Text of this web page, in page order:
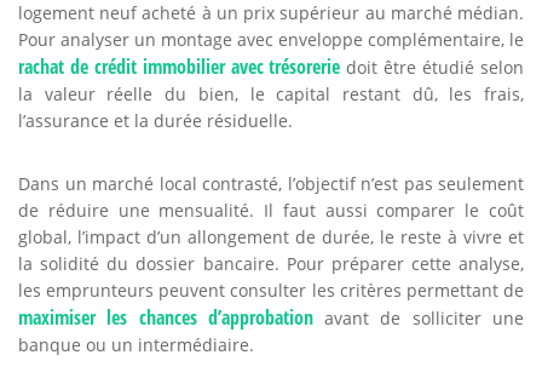
logement neuf acheté à un prix supérieur au marché médian.
Pour analyser un montage avec enveloppe complémentaire, le
rachat de crédit immobilier avec trésorerie doit être étudié selon
la valeur réelle du bien, le capital restant dû, les frais,
l’assurance et la durée résiduelle.
Dans un marché local contrasté, l’objectif n’est pas seulement
de réduire une mensualité. Il faut aussi comparer le coût
global, l’impact d’un allongement de durée, le reste à vivre et
la solidité du dossier bancaire. Pour préparer cette analyse,
les emprunteurs peuvent consulter les critères permettant de
maximiser les chances d’approbationavant de solliciter une
banque ou un intermédiaire.